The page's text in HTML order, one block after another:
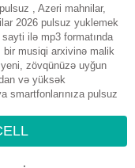
, Azeri mahnilar,
2026 pulsuz yuklemek
ilə mp3 formatında
bir musiqi arxivinə malik
zövqünüzə uyğun
və yüksək
smartfonlarınıza pulsuz